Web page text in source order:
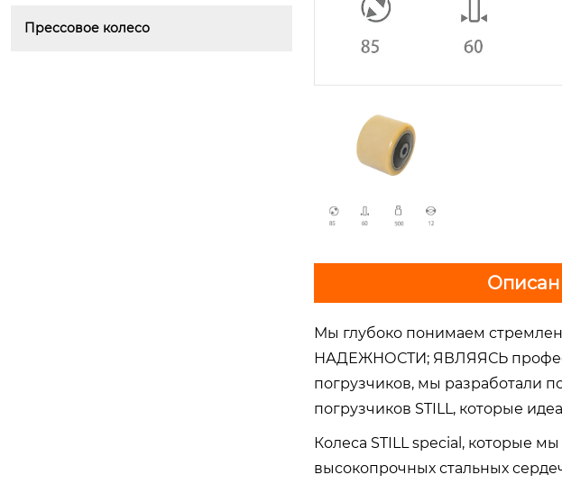
Прессовое колесо
Мы глубоко понимаем
НАДЕЖНОСТИ; ЯВЛЯЯСЬ
погрузчиков, мы разработали
погрузчиков STILL, которые
Колеса STILL special, которые
высокопрочных стальных